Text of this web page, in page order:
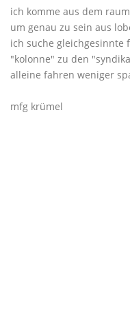
ich komme aus dem
um genau zu sein aus
ich suche
"kolonne" zu den
alleine fahren weniger
mfg krümel